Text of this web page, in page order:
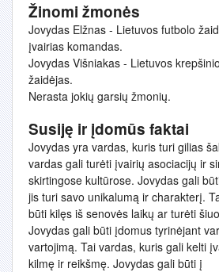
Žinomi žmonės
Jovydas Elžnas - Lietuvos futbolo
įvairias komandas.
Jovydas Višniakas - Lietuvos
žaidėjas.
Nerasta jokių garsių žmonių.
Susiję ir įdomūs faktai
Jovydas yra vardas, kuris turi gilias
vardas gali turėti įvairių asociacijų ir
skirtingose kultūrose. Jovydas gali
jis turi savo unikalumą ir charakterį.
būti kilęs iš senovės laikų ar turėti
Jovydas gali būti įdomus tyrinėjant
vartojimą. Tai vardas, kuris gali kelti
kilmę ir reikšmę. Jovydas gali būti į